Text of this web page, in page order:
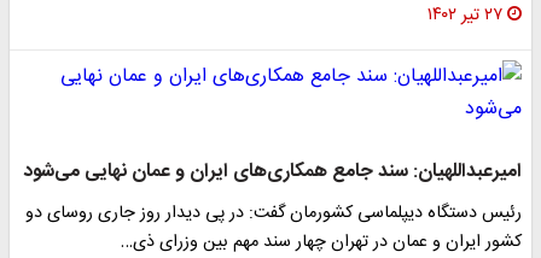
۲۷ تیر ۱۴۰۲
امیرعبداللهیان: سند جامع همکاری‌های ایران و عمان نهایی می‌شود
رئیس دستگاه دیپلماسی کشورمان گفت: در پی دیدار روز جاری روسای دو
کشور ایران و عمان در تهران چهار سند مهم بین وزرای ذی…